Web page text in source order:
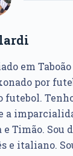
em
por
futebol.
Timão. Sou
e italiano.